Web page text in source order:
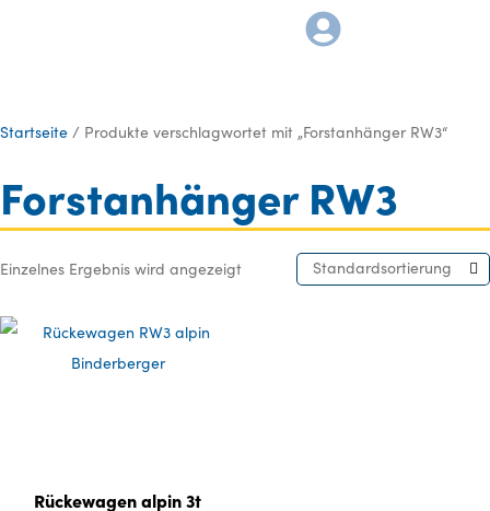
Startseite / Produkte verschlagwortet mit „Forstanhänger RW3“
Forstanhänger RW3
Einzelnes Ergebnis wird angezeigt Standardsortierung
Rückewagen alpin 3t